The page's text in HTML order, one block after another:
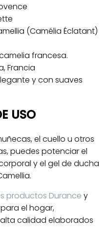
(Camélia Éclatant)
francesa.
Francia
y con suaves
USO
el cuello u otros
puedes potenciar el
y el gel de ducha
productos Durance y
el hogar,
calidad elaborados